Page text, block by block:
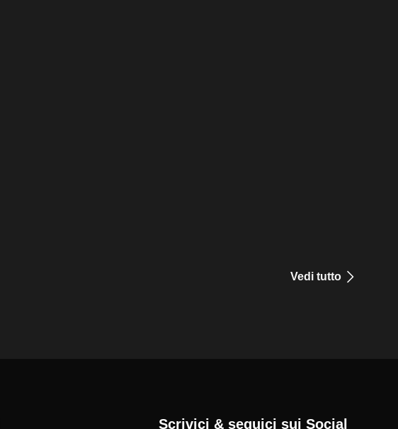
Vedi tutto
Scrivici & seguici sui Social